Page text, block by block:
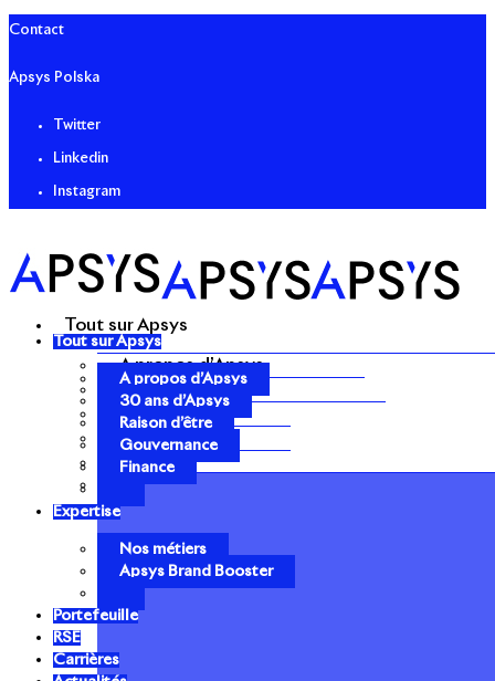
Contact
Apsys Polska
Twitter
Linkedin
Instagram
Tout sur Apsys
A propos d’Apsys
30 ans d’Apsys
Raison d’être
Gouvernance
Finance
Tout sur Apsys
A propos d’Apsys
30 ans d’Apsys
Raison d’être
Gouvernance
Finance
Expertise
Nos métiers
Apsys Brand Booster
Portefeuille
RSE
Carrières